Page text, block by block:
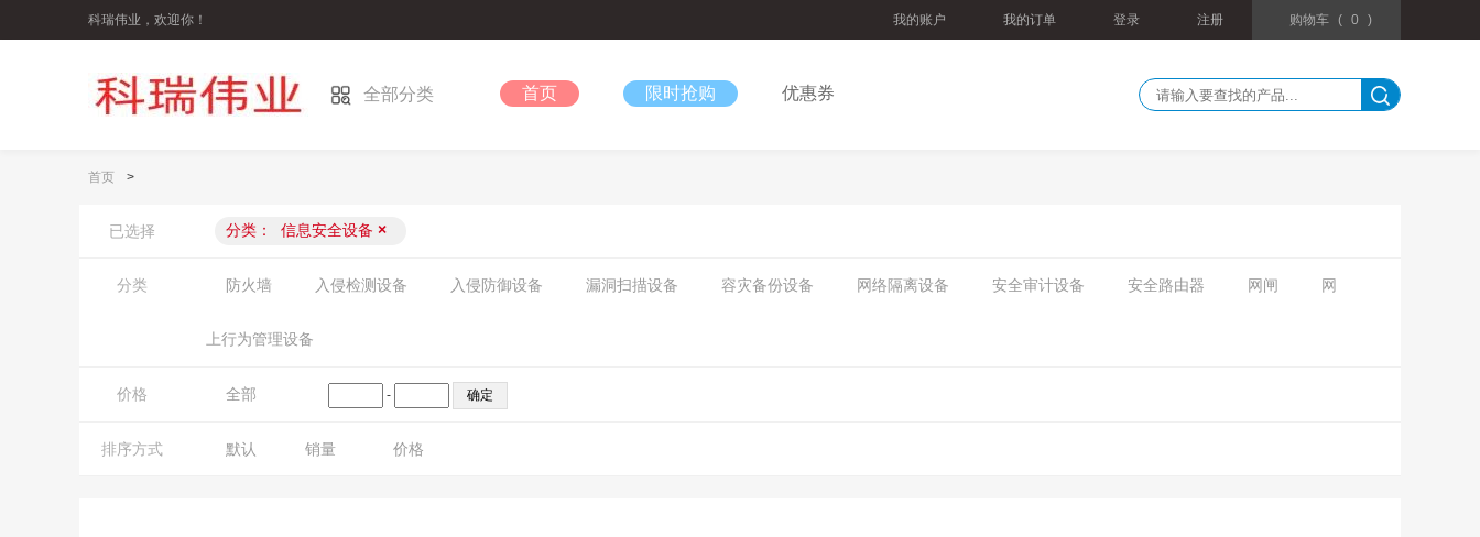
科瑞伟业，欢迎你！ 我的账户 我的订单 登录 注册 购物车 ( 0 )
全部分类 首页 限时抢购 优惠券
首页 >
已选择 分类： 信息安全设备 ×
分类 防火墙 入侵检测设备 入侵防御设备 漏洞扫描设备 容灾备份设备 网络隔离设备 安全审计设备 安全路由器 网闸 网
上行为管理设备
价格 全部 -
排序方式 默认 销量 价格